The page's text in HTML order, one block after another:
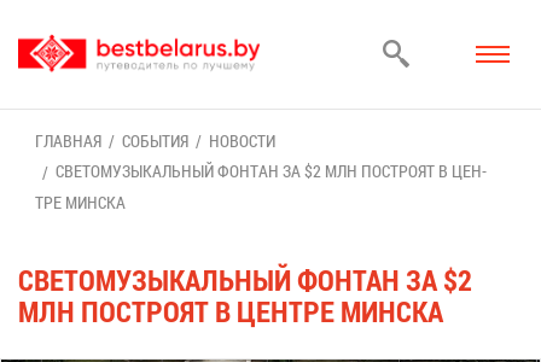
ГЛАВ­НАЯ СО­БЫ­ТИЯ
НО­ВО­СТИ
СВЕ­ТО­МУ­ЗЫ­КАЛЬ­НЫЙ ФОН­ТАН ЗА $2 МЛН ПО­СТРО­ЯТ В ЦЕН­
ТРЕ МИН­СКА
СВЕ­ТО­МУ­ЗЫ­КАЛЬ­НЫЙ ФОН­ТАН ЗА $2
МЛН ПО­СТРО­ЯТ В ЦЕН­ТРЕ МИН­СКА